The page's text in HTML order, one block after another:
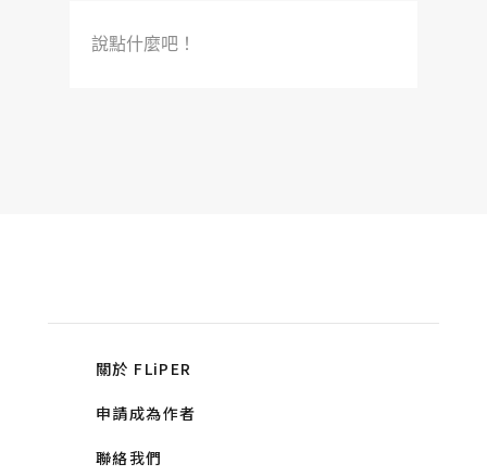
說點什麼吧！
關於 FLiPER
申請成為作者
聯絡我們